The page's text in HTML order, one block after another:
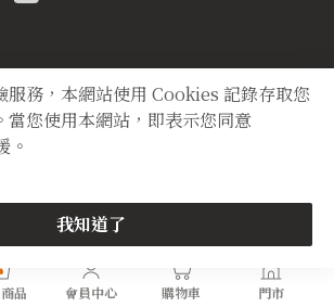
服務，本網站使用 Cookies 記錄存取您
當您使用本網站，即表示您同意
。
我知道了
品 會員中心 購物車 門市
定型化契約
隱私權聲明
TIAN YUAN XIANG All right reserved.